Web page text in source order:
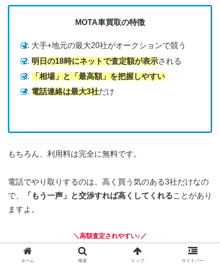
MOTA車買取の特徴
大手+地元の最大20社がオークションで競う
明日の18時にネットで査定額が表示される
「相場」と「最高額」を把握しやすい
電話連絡は最大3社だけ
もちろん、利用料は完全に無料です。
電話でやり取りするのは、高く買う気のある3社だけなの
で、
「もう一声」と交渉すれば高くしてくれることがあり
ますよ。
＼高額査定されやすい♪／
MOTAを使ってみる >
ホーム 検索 トップ サイドバー